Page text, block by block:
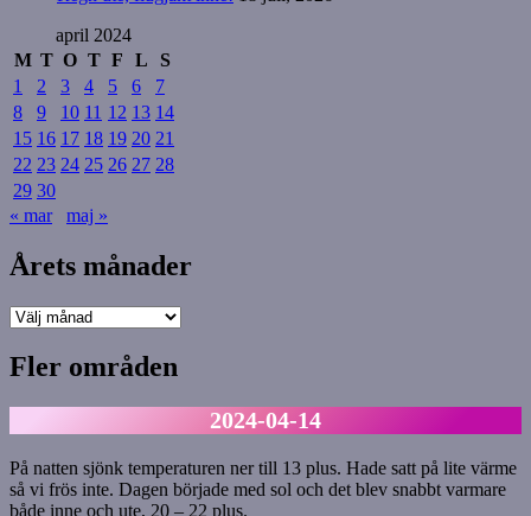
april 2024
M T O T F L
S
1
2 3 4 5 6
7
8
9 10 11 12 13 14
15 16 17 18 19 20 21
22 23 24 25 26 27 28
29 30
« mar
maj »
Årets månader
Årets
Fler områden
2024-04-14
På natten sjönk temperaturen ner till 13 plus. Hade satt på lite värme
så vi frös inte. Dagen började med sol och det blev snabbt varmare
både inne och ute, 20 – 22 plus.